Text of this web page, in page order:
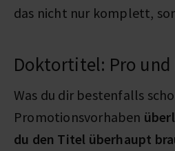
das nicht nur komplett,
Doktortitel: Pro und
Was du dir bestenfalls
Promotionsvorhaben
du den Titel überhaupt